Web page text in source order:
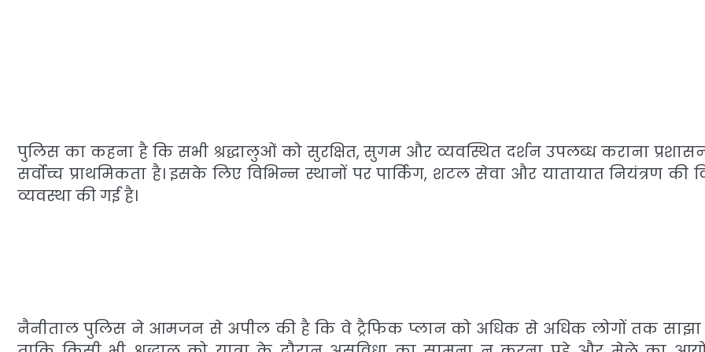
पुलिस का कहना है कि सभी श्रद्धालुओं को सुरक्षित, सुगम और व्यवस्थित दर्शन उपलब्ध कराना
सर्वोच्च प्राथमिकता है। इसके लिए विभिन्न स्थानों पर पार्किंग, शटल सेवा और यातायात नियंत्रण की
व्यवस्था की गई है।
नैनीताल पुलिस ने आमजन से अपील की है कि वे ट्रैफिक प्लान को अधिक से अधिक लोगों तक